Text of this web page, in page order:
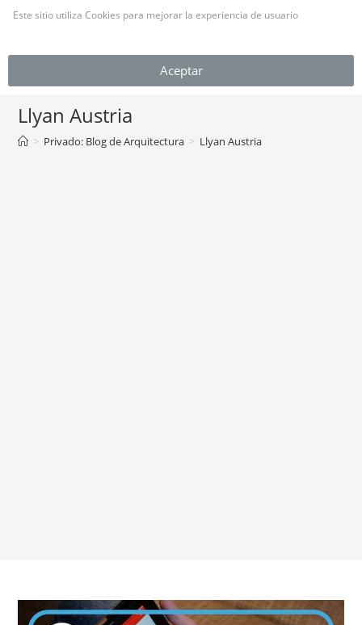
Llyan Austria
> Privado: Blog de Arquitectura > Llyan Austria
Este sitio utiliza Cookies para mejorar la experiencia de usuario
Aceptar